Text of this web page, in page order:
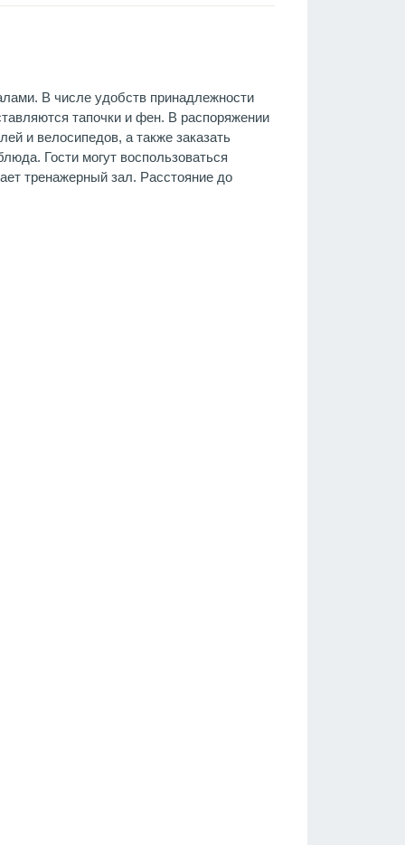
В числе удобств принадлежности
тапочки и фен. В распоряжении
и велосипедов, а также заказать
Гости могут воспользоваться
тренажерный зал. Расстояние до